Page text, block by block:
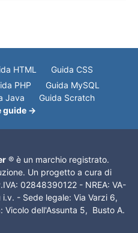
HTML
Guida CSS
PHP
Guida MySQL
Java
Guida Scratch
guide →
® è un marchio registrato.
Un progetto a cura di
02848390122 - NREA: VA-
- Sede legale: Via Varzi 6,
Vicolo dell'Assunta 5, Busto A.